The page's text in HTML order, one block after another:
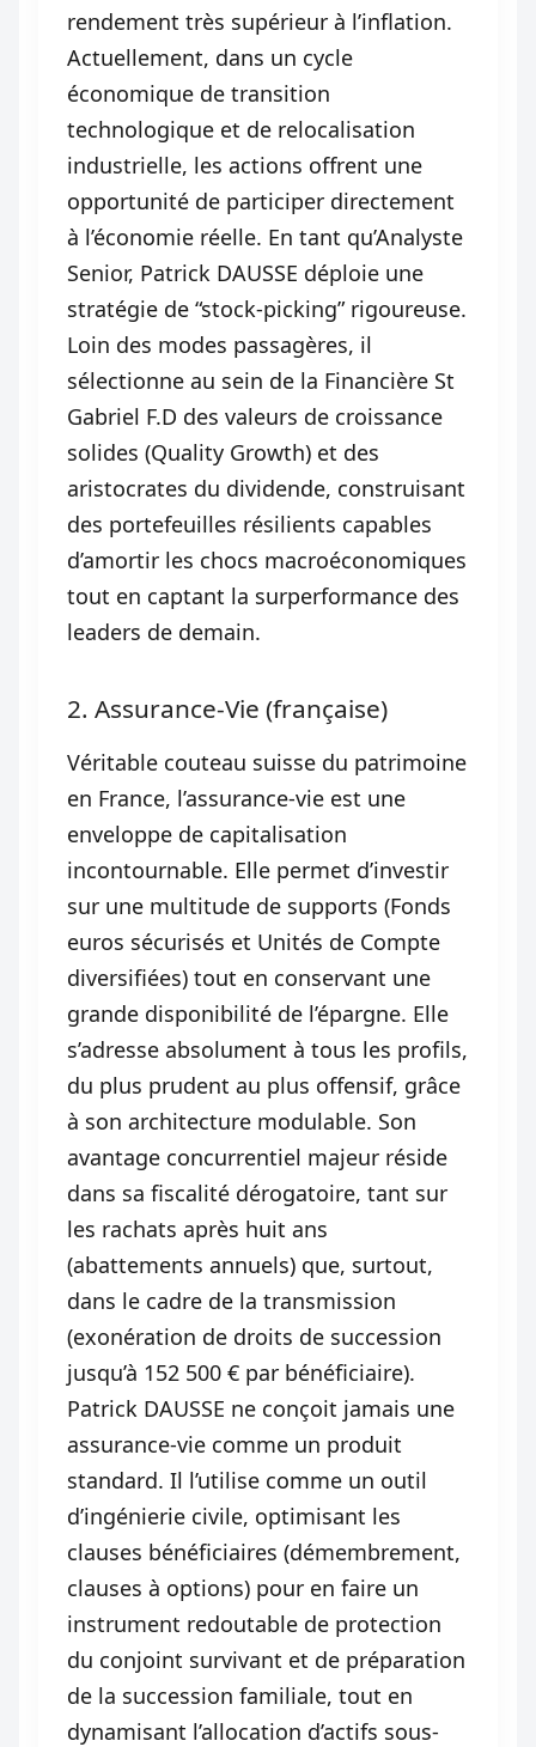
rendement très supérieur à l’inflation.
Actuellement, dans un cycle
économique de transition
technologique et de relocalisation
industrielle, les actions offrent une
opportunité de participer directement
à l’économie réelle. En tant qu’Analyste
Senior, Patrick DAUSSE déploie une
stratégie de “stock-picking” rigoureuse.
Loin des modes passagères, il
sélectionne au sein de la Financière St
Gabriel F.D des valeurs de croissance
solides (Quality Growth) et des
aristocrates du dividende, construisant
des portefeuilles résilients capables
d’amortir les chocs macroéconomiques
tout en captant la surperformance des
leaders de demain.
2. Assurance-Vie (française)
Véritable couteau suisse du patrimoine
en France, l’assurance-vie est une
enveloppe de capitalisation
incontournable. Elle permet d’investir
sur une multitude de supports (Fonds
euros sécurisés et Unités de Compte
diversifiées) tout en conservant une
grande disponibilité de l’épargne. Elle
s’adresse absolument à tous les profils,
du plus prudent au plus offensif, grâce
à son architecture modulable. Son
avantage concurrentiel majeur réside
dans sa fiscalité dérogatoire, tant sur
les rachats après huit ans
(abattements annuels) que, surtout,
dans le cadre de la transmission
(exonération de droits de succession
jusqu’à 152 500 € par bénéficiaire).
Patrick DAUSSE ne conçoit jamais une
assurance-vie comme un produit
standard. Il l’utilise comme un outil
d’ingénierie civile, optimisant les
clauses bénéficiaires (démembrement,
clauses à options) pour en faire un
instrument redoutable de protection
du conjoint survivant et de préparation
de la succession familiale, tout en
dynamisant l’allocation d’actifs sous-